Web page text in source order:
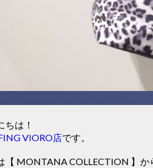
ちは！
VIORO店です。
【 MONTANA COLLECTION 】か